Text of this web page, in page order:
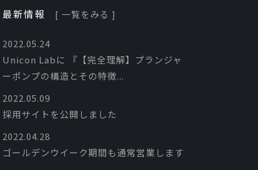
最新情報 [ 一覧をみる ]
2022.05.24
Unicon Labに​ 『【完全理解】プランジャ
ーポンプの構造とその特徴...
2022.05.09
採用サイトを公開しました
2022.04.28
ゴールデンウイーク期間も通常営業します